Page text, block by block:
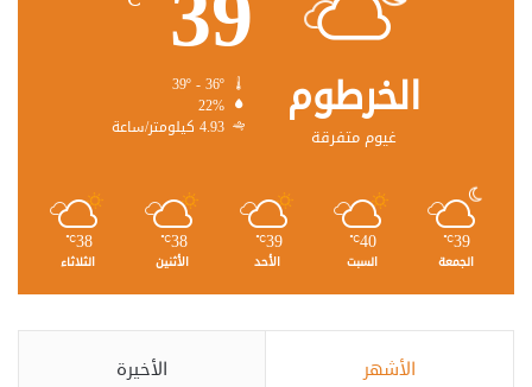
الخرطوم
غيوم متفرقة
22%
4.93 كيلومتر/ساعة
39
℃
الجمعة
40
℃
السبت
39
℃
الأحد
38
℃
الأثنين
38
℃
الثلاثاء
الأشهر الأخيرة